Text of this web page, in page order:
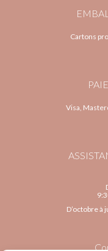
Cartons
Visa,
D’octobre